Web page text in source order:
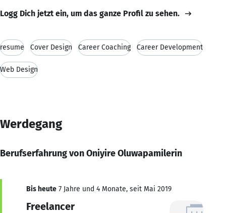
Logg Dich jetzt ein, um das ganze Profil zu sehen.
resume Cover Design Career Coaching Career Development
Web Design
Werdegang
Berufserfahrung von Oniyire Oluwapamilerin
Bis heute 7 Jahre und 4 Monate, seit Mai 2019
Freelancer